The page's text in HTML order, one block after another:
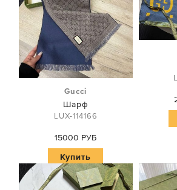
Gucci
Шарф
LUX-114166
15000 РУБ
Купить